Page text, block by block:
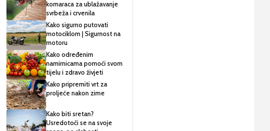
komaraca za ublažavanje
svrbeža i crvenila
Kako sigurno putovati
motociklom | Sigurnost na
motoru
Kako određenim
namirnicama pomoći svom
tijelu i zdravo živjeti
Kako pripremiti vrt za
proljeće nakon zime
Kako biti sretan?
Usredotoči se na svoje